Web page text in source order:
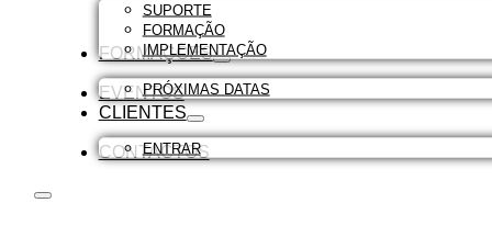
SUPORTE
FORMAÇÃO
IMPLEMENTAÇÃO
FORMAÇÕES
PRÓXIMAS DATAS
EVENTOS
CLIENTES
ENTRAR
CONTACTOS